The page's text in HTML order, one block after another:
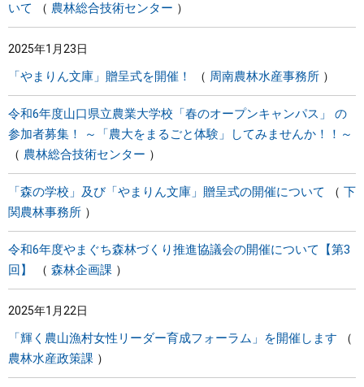
いて
農林総合技術センター
2025年1月23日
「やまりん文庫」贈呈式を開催！ 周南農林水産事務所
令和6年度山口県立農業大学校「春のオープンキャンパス」 の
参加者募集！ ～「農大をまるごと体験」してみませんか！！～
農林総合技術センター
「森の学校」及び「やまりん文庫」贈呈式の開催について
下
関農林事務所
令和6年度やまぐち森林づくり推進協議会の開催について【第3
回】
森林企画課
2025年1月22日
「輝く農山漁村女性リーダー育成フォーラム」を開催します
農林水産政策課